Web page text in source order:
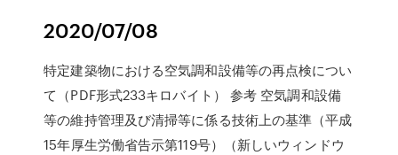
2020/07/08
特定建築物における空気調和設備等の再点検につい
て（PDF形式233キロバイト） 参考 空気調和設備
等の維持管理及び清掃等に係る技術上の基準（平成
15年厚生労働省告示第119号）（新しいウィンドウ